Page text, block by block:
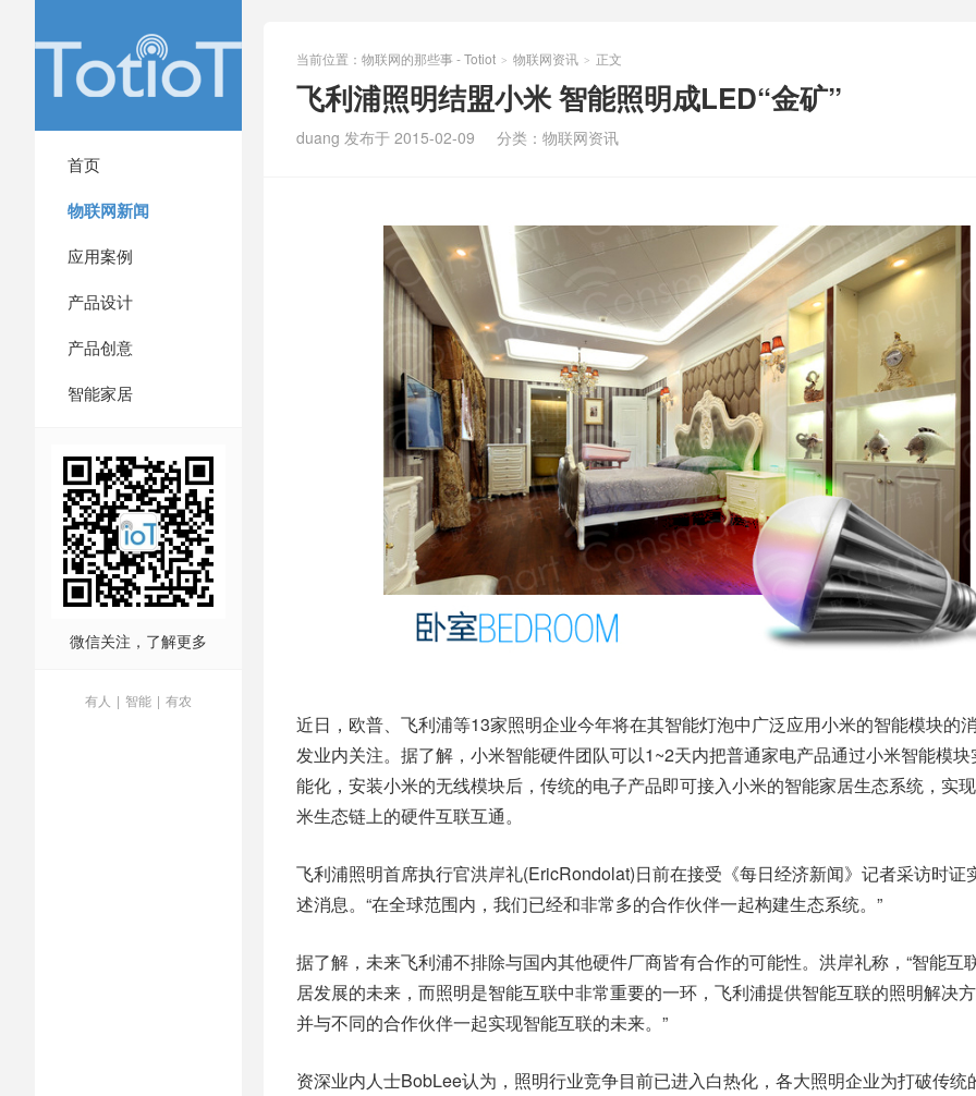
首页
物联网新闻
应用案例
产品设计
产品创意
智能家居
微信关注，了解更多
有人 | 智能 | 有农
当前位置： 物联网的那些事 - Totiot > 物联网资讯 > 正文
飞利浦照明结盟小米 智能照明成LED“金矿”
duang 发布于 2015-02-09 分类： 物联网资讯
近日，欧普、飞利浦等13家照明企业今年将在其智能灯泡中广泛应用小米的智能模块的
发业内关注。据了解，小米智能硬件团队可以1~2天内把普通家电产品通过小米智能模块
能化，安装小米的无线模块后，传统的电子产品即可接入小米的智能家居生态系统，实
米生态链上的硬件互联互通。
飞利浦照明首席执行官洪岸礼(EricRondolat)日前在接受《每日经济新闻》记者采访时证
述消息。“在全球范围内，我们已经和非常多的合作伙伴一起构建生态系统。”
据了解，未来飞利浦不排除与国内其他硬件厂商皆有合作的可能性。洪岸礼称，“智能互
居发展的未来，而照明是智能互联中非常重要的一环，飞利浦提供智能互联的照明解决方
并与不同的合作伙伴一起实现智能互联的未来。”
资深业内人士BobLee认为，照明行业竞争目前已进入白热化，各大照明企业为打破传统